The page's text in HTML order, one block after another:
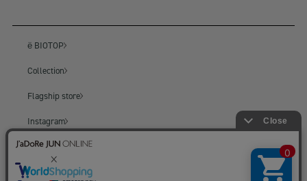
ё BIOTOP
Collection
Flagship store
Instagram
BIOTOP
BIOTOP ONLINE